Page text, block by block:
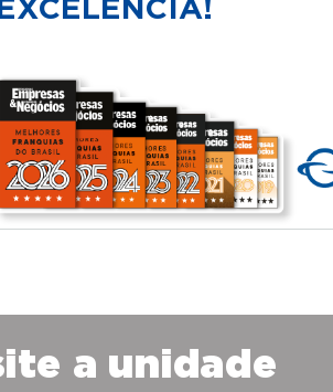
a unidade